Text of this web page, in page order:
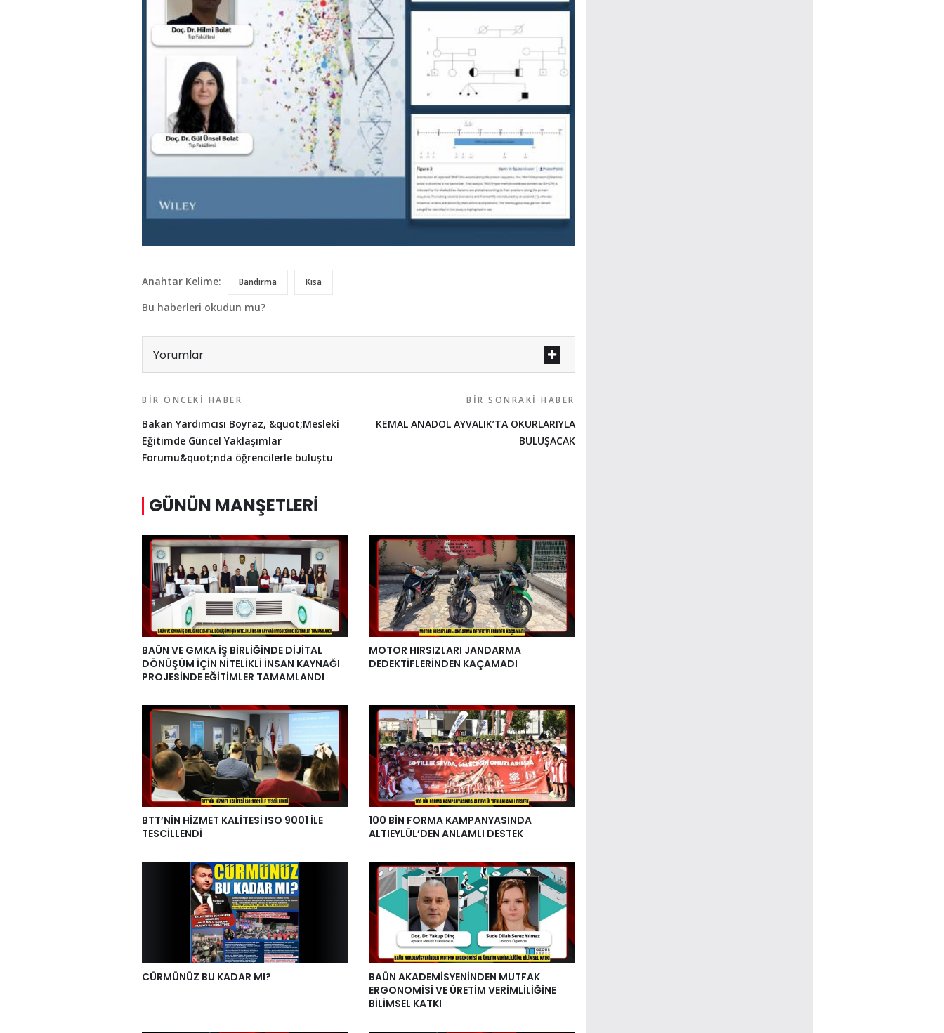
Anahtar Kelime: Bandırma Kısa
Bu haberleri okudun mu?
Yorumlar
BIR ÖNCEKI HABER
Bakan Yardımcısı Boyraz, &quot;Mesleki
Eğitimde Güncel Yaklaşımlar
Forumu&quot;nda öğrencilerle buluştu
BIR SONRAKI HABER
KEMAL ANADOL AYVALIK’TA OKURLARIYLA
BULUŞACAK
GÜNÜN MANŞETLERI
BAÜN VE GMKA İŞ BİRLİĞİNDE DİJİTAL
DÖNÜŞÜM İÇİN NİTELİKLİ İNSAN KAYNAĞI
PROJESİNDE EĞİTİMLER TAMAMLANDI
MOTOR HIRSIZLARI JANDARMA
DEDEKTİFLERİNDEN KAÇAMADI
BTT’NİN HİZMET KALİTESİ ISO 9001 İLE
TESCİLLENDİ
100 BİN FORMA KAMPANYASINDA
ALTIEYLÜL’DEN ANLAMLI DESTEK
CÜRMÜNÜZ BU KADAR MI?
BAÜN AKADEMİSYENİNDEN MUTFAK
ERGONOMİSİ VE ÜRETİM VERİMLİLİĞİNE
BİLİMSEL KATKI